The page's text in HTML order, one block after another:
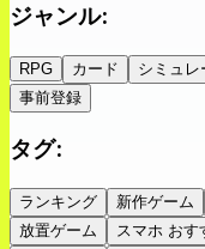
ジャンル:
RPG カード シミュレ
事前登録
タグ:
ランキング 新作ゲーム
放置ゲーム
スマホ おす